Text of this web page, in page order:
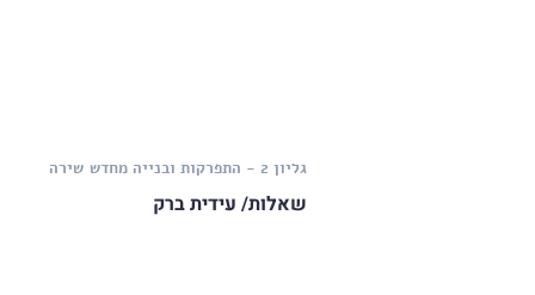
גליון 2 - התפרקות ובנייה מחדש שירה
שאלות/ עידית ברק